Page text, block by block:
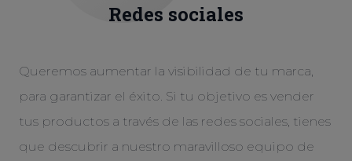
Redes sociales
Queremos aumentar la visibilidad de tu marca,
para garantizar el éxito. Si tu objetivo es vender
tus productos a través de las redes sociales, tienes
que descubrir a nuestro maravilloso equipo de